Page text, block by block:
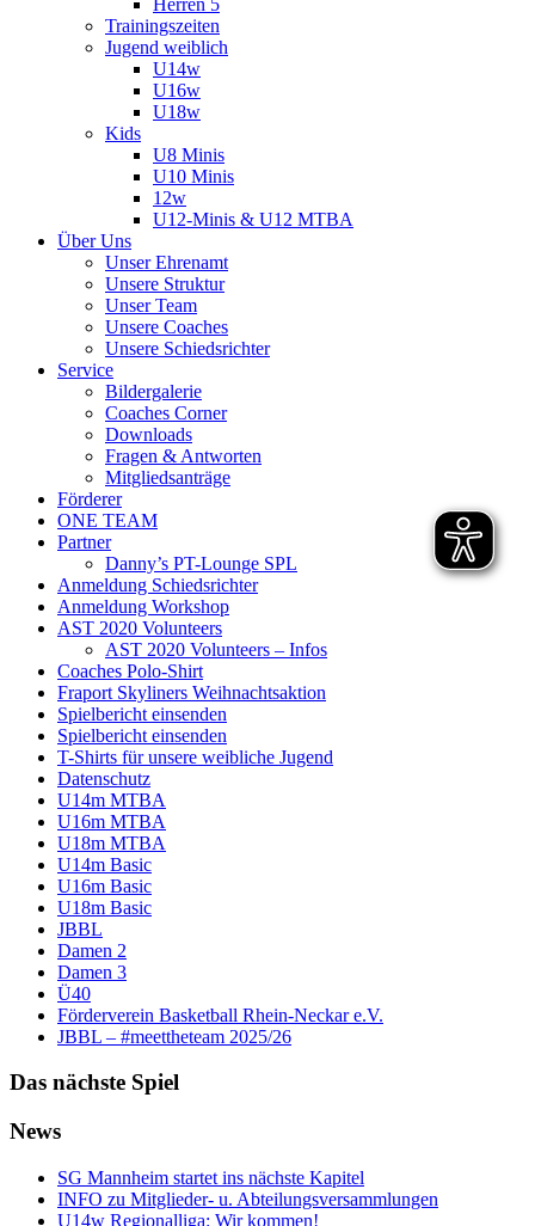
Trainingszeiten
Jugend weiblich
U14w
U16w
U18w
Kids
U8 Minis
U10 Minis
12w
U12-Minis & U12 MTBA
Über Uns
Unser Ehrenamt
Unsere Struktur
Unser Team
Unsere Coaches
Unsere Schiedsrichter
Service
Bildergalerie
Coaches Corner
Downloads
Fragen & Antworten
Mitgliedsanträge
Förderer
ONE TEAM
Partner
Danny’s PT-Lounge SPL
Anmeldung Schiedsrichter
Anmeldung Workshop
AST 2020 Volunteers
AST 2020 Volunteers – Infos
Coaches Polo-Shirt
Fraport Skyliners Weihnachtsaktion
Spielbericht einsenden
Spielbericht einsenden
T-Shirts für unsere weibliche Jugend
Datenschutz
U14m MTBA
U16m MTBA
U18m MTBA
U14m Basic
U16m Basic
U18m Basic
JBBL
Damen 2
Damen 3
Ü40
Förderverein Basketball Rhein-Neckar e.V.
JBBL – #meettheteam 2025/26
Das nächste Spiel
News
SG Mannheim startet ins nächste Kapitel
INFO zu Mitglieder- u. Abteilungsversammlungen
U14w Regionalliga: Wir kommen!